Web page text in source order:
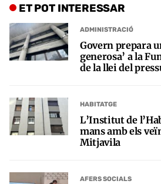
ET POT INTERESSAR
ADMINISTRACIÓ
Govern prepara
generosa’ a la
de la llei del
HABITATGE
L’Institut de
mans amb els
Mitjavila
AFERS SOCIALS